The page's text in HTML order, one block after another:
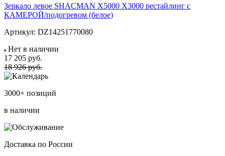
Зеркало левое SHACMAN X5000 X3000 рестайлинг с
КАМЕРОЙ/подогревом (белое)
Артикул: DZ14251770080
Нет в наличии
17 205 руб.
18 926 руб.
3000+ позиций
в наличии
Доставка по России